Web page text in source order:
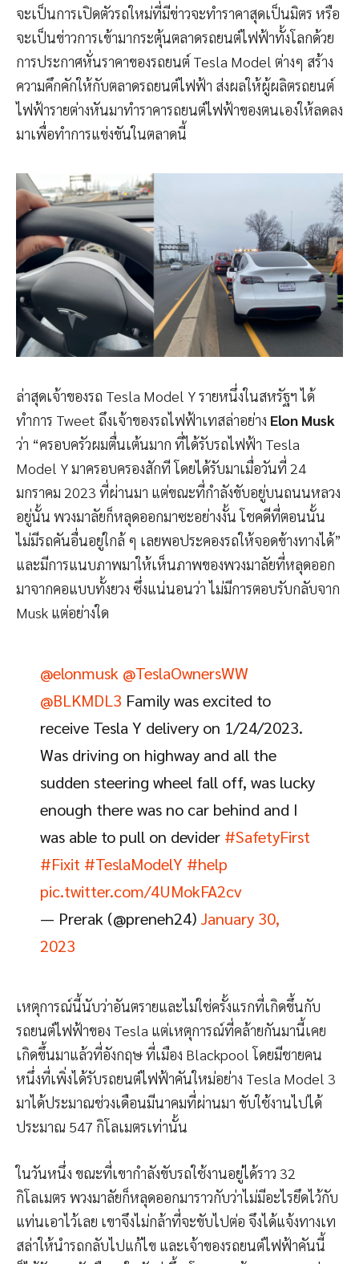
จะเป็นการเปิดตัวรถใหม่ที่มีข่าวจะทำราคาสุดเป็นมิตร หรือ
จะเป็นข่าวการเข้ามากระตุ้นตลาดรถยนต์ไฟฟ้าทั้งโลกด้วย
การประกาศหั่นราคาของรถยนต์ Tesla Model ต่างๆ สร้าง
ความคึกคักให้กับตลาดรถยนต์ไฟฟ้า ส่งผลให้ผู้ผลิตรถยนต์
ไฟฟ้ารายต่างหันมาทำราคารถยนต์ไฟฟ้าของตนเองให้ลดลง
มาเพื่อทำการแข่งขันในตลาดนี้
ล่าสุดเจ้าของรถ Tesla Model Y รายหนึ่งในสหรัฐฯ ได้
ทำการ Tweet ถึงเจ้าของรถไฟฟ้าเทสล่าอย่าง Elon Musk
ว่า “ครอบครัวผมตื่นเต้นมาก ที่ได้รับรถไฟฟ้า Tesla
Model Y มาครอบครองสักที โดยได้รับมาเมื่อวันที่ 24
มกราคม 2023 ที่ผ่านมา แต่ขณะที่กำลังขับอยู่บนถนนหลวง
อยู่นั้น พวงมาลัยก็หลุดออกมาซะอย่างงั้น โชคดีที่ตอนนั้น
ไม่มีรถคันอื่นอยู่ใกล้ ๆ เลยพอประคองรถให้จอดข้างทางได้”
และมีการแนบภาพมาให้เห็นภาพของพวงมาลัยที่หลุดออก
มาจากคอแบบทั้งยวง ซึ่งแน่นอนว่า ไม่มีการตอบรับกลับจาก
Musk แต่อย่างใด
@elonmusk @TeslaOwnersWW
@BLKMDL3 Family was excited to
receive Tesla Y delivery on 1/24/2023.
Was driving on highway and all the
sudden steering wheel fall off, was lucky
enough there was no car behind and I
was able to pull on devider #SafetyFirst
#Fixit #TeslaModelY #help
pic.twitter.com/4UMokFA2cv
— Prerak (@preneh24)January 30,
2023
เหตุการณ์นี้นับว่าอันตรายและไม่ใช่ครั้งแรกที่เกิดขึ้นกับ
รถยนต์ไฟฟ้าของ Tesla แต่เหตุการณ์ที่คล้ายกันมานี้เคย
เกิดขึ้นมาแล้วที่อังกฤษ ที่เมือง Blackpool โดยมีชายคน
หนึ่งที่เพิ่งได้รับรถยนต์ไฟฟ้าคันใหม่อย่าง Tesla Model 3
มาได้ประมาณช่วงเดือนมีนาคมที่ผ่านมา ขับใช้งานไปได้
ประมาณ 547 กิโลเมตรเท่านั้น
ในวันหนึ่ง ขณะที่เขากำลังขับรถใช้งานอยู่ได้ราว 32
กิโลเมตร พวงมาลัยก็หลุดออกมาราวกับว่าไม่มีอะไรยึดไว้กับ
แท่นเอาไว้เลย เขาจึงไม่กล้าที่จะขับไปต่อ จึงได้แจ้งทางเท
สล่าให้นำรถกลับไปแก้ไข และเจ้าของรถยนต์ไฟฟ้าคันนี้